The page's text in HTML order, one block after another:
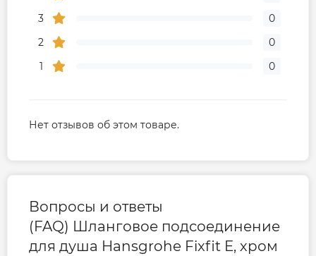
3
0
2
0
1
0
Нет отзывов об этом товаре.
Вопросы и ответы
(FAQ) Шланговое подсоединение
для душа Hansgrohe Fixfit E, хром